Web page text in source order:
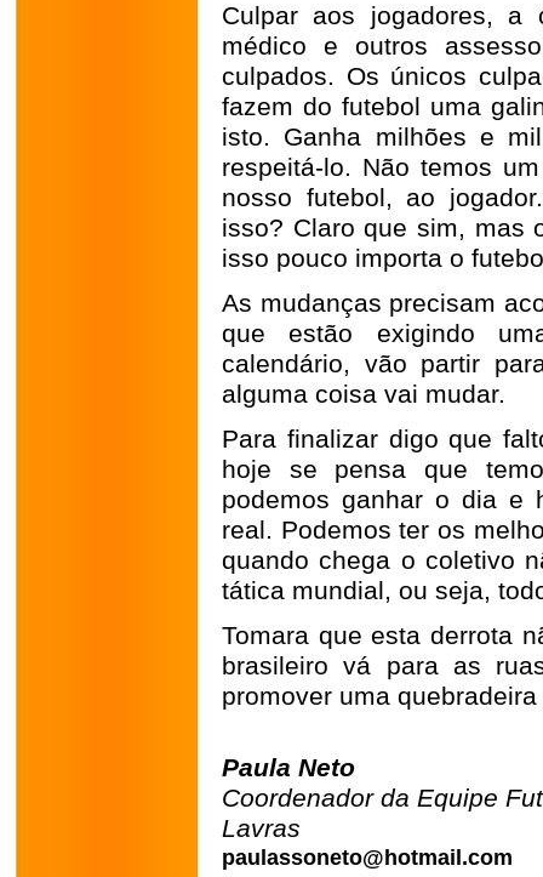
Culpar aos jogadores, a
médico e outros
culpados. Os únicos
fazem do futebol uma
isto. Ganha milhões e
respeitá-lo. Não temos
nosso futebol, ao
isso? Claro que sim, mas
isso pouco importa o
As mudanças precisam
que estão exigindo
calendário, vão partir
alguma coisa vai mudar.
Para finalizar digo que
hoje se pensa que
podemos ganhar o dia e
real. Podemos ter os
quando chega o coletivo
tática mundial, ou seja,
Tomara que esta derrota
brasileiro vá para as
promover uma
Paula Neto
Coordenador da Equipe
Lavras
paulassoneto@hotmail.com